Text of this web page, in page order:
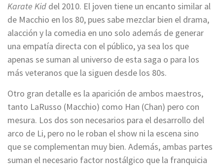
Karate Kid del 2010. El joven tiene un encanto similar al
de Macchio en los 80, pues sabe mezclar bien el drama,
alacción y la comedia en uno solo además de generar
una empatía directa con el público, ya sea los que
apenas se suman al universo de esta saga o para los
más veteranos que la siguen desde los 80s.
Otro gran detalle es la aparición de ambos maestros,
tanto LaRusso (Macchio) como Han (Chan) pero con
mesura. Los dos son necesarios para el desarrollo del
arco de Li, pero no le roban el show ni la escena sino
que se complementan muy bien. Además, ambas partes
suman el necesario factor nostálgico que la franquicia